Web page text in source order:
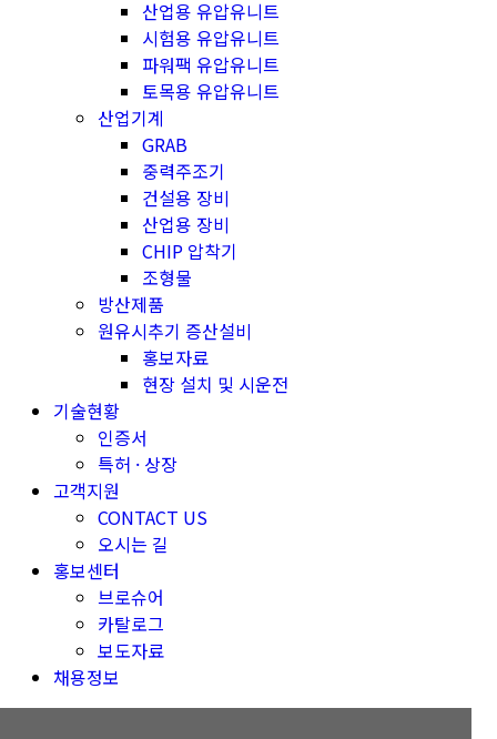
산업용 유압유니트
시험용 유압유니트
파워팩 유압유니트
토목용 유압유니트
산업기계
GRAB
중력주조기
건설용 장비
산업용 장비
CHIP 압착기
조형물
방산제품
원유시추기 증산설비
홍보자료
현장 설치 및 시운전
기술현황
인증서
특허 · 상장
고객지원
CONTACT US
오시는 길
홍보센터
브로슈어
카탈로그
보도자료
채용정보